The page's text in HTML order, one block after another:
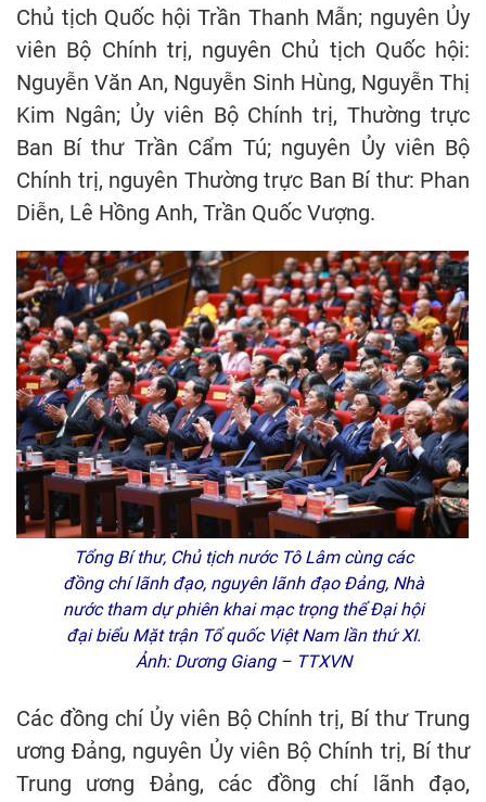
Chủ tịch Quốc hội Trần Thanh Mẫn; nguyên Ủy
viên Bộ Chính trị, nguyên Chủ tịch Quốc hội:
Nguyễn Văn An, Nguyễn Sinh Hùng, Nguyễn Thị
Kim Ngân; Ủy viên Bộ Chính trị, Thường trực
Ban Bí thư Trần Cẩm Tú; nguyên Ủy viên Bộ
Chính trị, nguyên Thường trực Ban Bí thư: Phan
Diễn, Lê Hồng Anh, Trần Quốc Vượng.
Tổng Bí thư, Chủ tịch nước Tô Lâm cùng các
đồng chí lãnh đạo, nguyên lãnh đạo Đảng, Nhà
nước tham dự phiên khai mạc trọng thể Đại hội
đại biểu Mặt trận Tổ quốc Việt Nam lần thứ XI.
Ảnh: Dương Giang – TTXVN
Các đồng chí Ủy viên Bộ Chính trị, Bí thư Trung
ương Đảng, nguyên Ủy viên Bộ Chính trị, Bí thư
Trung ương Đảng, các đồng chí lãnh đạo,